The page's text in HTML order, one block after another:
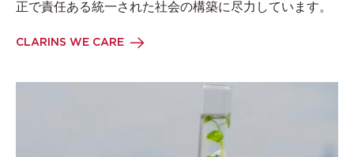
正で責任ある統一された社会の構築に尽力しています。
CLARINS WE CARE